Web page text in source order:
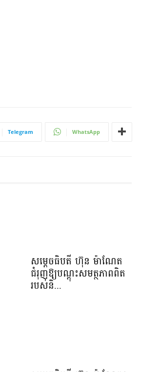
Telegram WhatsApp
សម្តេចធិបតី ហ៊ុន ម៉ាណែត
ជំរុញឱ្យបណ្តុះសមត្ថភាពពិត
របស់និ...